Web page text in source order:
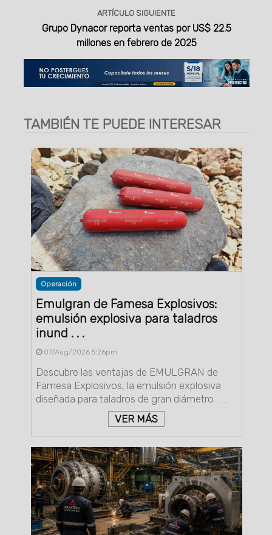
ARTÍCULO SIGUIENTE
Grupo Dynacor reporta ventas por US$ 22.5
millones en febrero de 2025
TAMBIÉN TE PUEDE INTERESAR
Operación
Emulgran de Famesa Explosivos:
emulsión explosiva para taladros
inund . . .
07/Aug/2026 5:26pm
Descubre las ventajas de EMULGRAN de
Famesa Explosivos, la emulsión explosiva
diseñada para taladros de gran diámetro . . .
VER MÁS